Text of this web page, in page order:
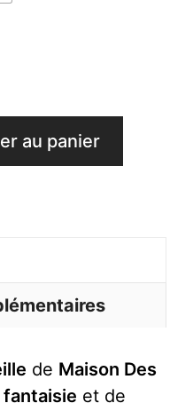
au panier
de Maison Des
fantaisie et de